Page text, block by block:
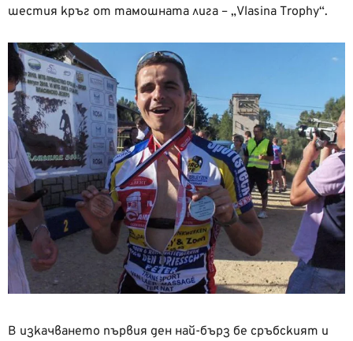
шестия кръг от тамошната лига – „Vlasina Trophy“.
В изкачването първия ден най-бърз бе сръбският и